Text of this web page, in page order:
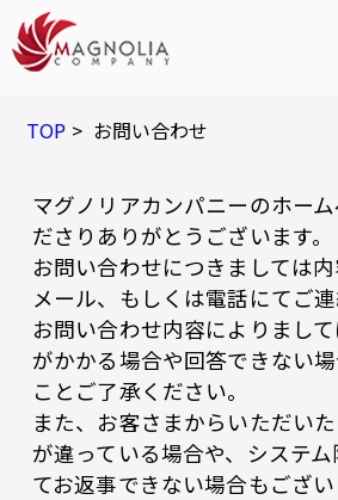
TOP お問い合わせ
マグノリアカンパニーのホー
ださりありがとうございます。
お問い合わせにつきましては内
メール、もしくは電話にてご連
お問い合わせ内容によりまし
がかかる場合や回答できない
ことご了承ください。
また、お客さまからいただい
が違っている場合や、システ
てお返事できない場合もござい